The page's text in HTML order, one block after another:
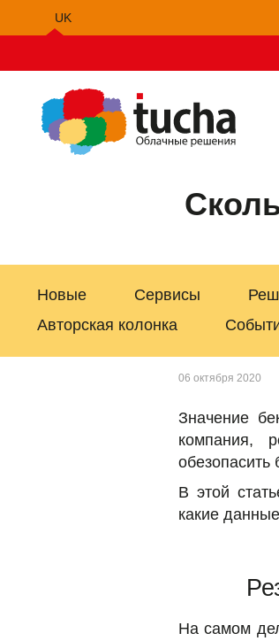
UK
Новые Сервисы
Авторская колонка
06 октября 2020
Значение
компания,
В этой
какие
На самом